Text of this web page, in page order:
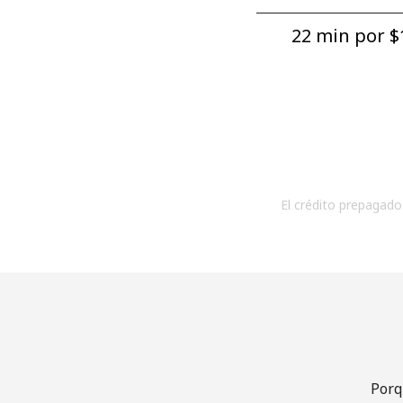
22 min por
El crédito